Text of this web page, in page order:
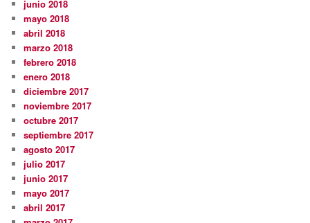
junio 2018
mayo 2018
abril 2018
marzo 2018
febrero 2018
enero 2018
diciembre 2017
noviembre 2017
octubre 2017
septiembre 2017
agosto 2017
julio 2017
junio 2017
mayo 2017
abril 2017